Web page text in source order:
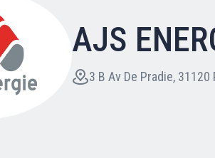
du bain
AJS
3 B Av De Pradie,